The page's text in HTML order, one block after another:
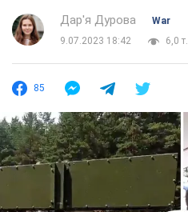
Дар'я Дурова
War
9.07.2023 18:42
6,0 т.
85